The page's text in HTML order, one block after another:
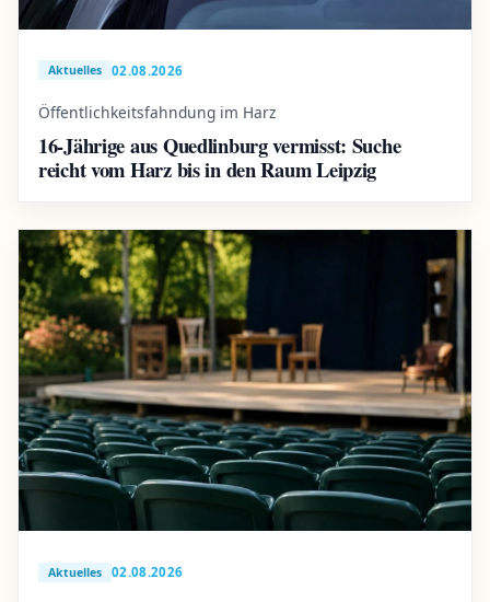
Aktuelles 02.08.2026
Öffentlichkeitsfahndung im Harz
16-Jährige aus Quedlinburg vermisst: Suche
reicht vom Harz bis in den Raum Leipzig
Aktuelles 02.08.2026